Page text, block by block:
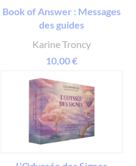
Book of Answer : Messages
des guides
Karine Troncy
10,00 €